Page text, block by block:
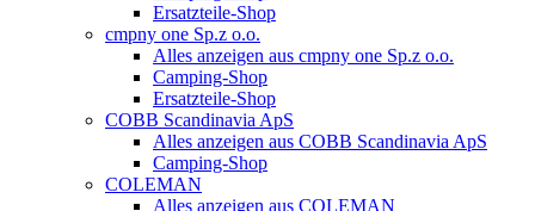
Ersatzteile-Shop
cmpny one Sp.z o.o.
Alles anzeigen aus cmpny one Sp.z o.o.
Camping-Shop
Ersatzteile-Shop
COBB Scandinavia ApS
Alles anzeigen aus COBB Scandinavia ApS
Camping-Shop
COLEMAN
Alles anzeigen aus COLEMAN